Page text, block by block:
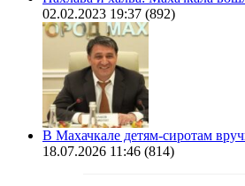
02.02.2023 19:37 (892)
В Махачкале детям-сиротам
18.07.2026 11:46 (814)